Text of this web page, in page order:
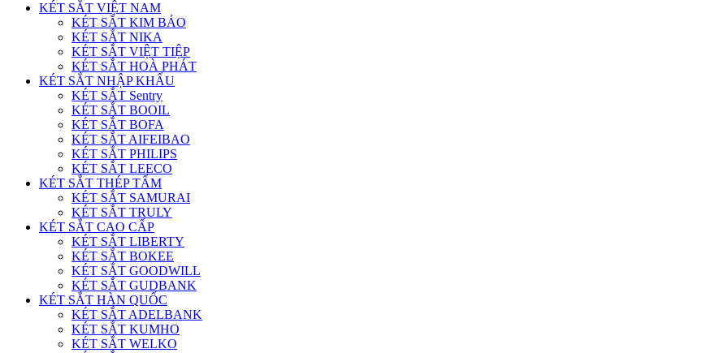
KÉT SẮT VIỆT NAM
KÉT SẮT KIM BẢO
KÉT SẮT NIKA
KÉT SẮT VIỆT TIỆP
KÉT SẮT HOÀ PHÁT
KÉT SẮT NHẬP KHẨU
KÉT SẮT Sentry
KÉT SẮT BOOIL
KÉT SẮT BOFA
KÉT SẮT AIFEIBAO
KÉT SẮT PHILIPS
KÉT SẮT LEECO
KÉT SẮT THÉP TẤM
KÉT SẮT SAMURAI
KÉT SẮT TRULY
KÉT SẮT CAO CẤP
KÉT SẮT LIBERTY
KÉT SẮT BOKEE
KÉT SẮT GOODWILL
KÉT SẮT GUDBANK
KÉT SẮT HÀN QUỐC
KÉT SẮT ADELBANK
KÉT SẮT KUMHO
KÉT SẮT WELKO